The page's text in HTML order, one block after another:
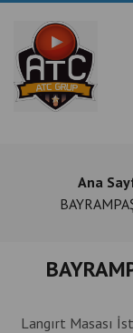
Ana
Langırt Masası